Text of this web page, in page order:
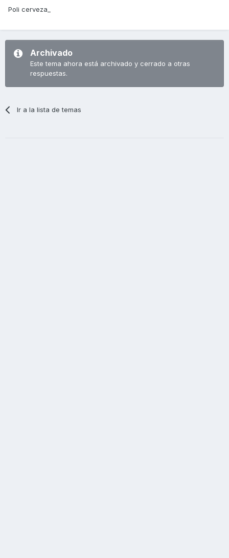
Poli cerveza_
Archivado
Este tema ahora está archivado y cerrado a otras
respuestas.
Ir a la lista de temas